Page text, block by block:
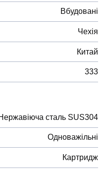
Вбудовані
Чехія
Китай
333
сталь SUS304
Одноважільні
Картридж